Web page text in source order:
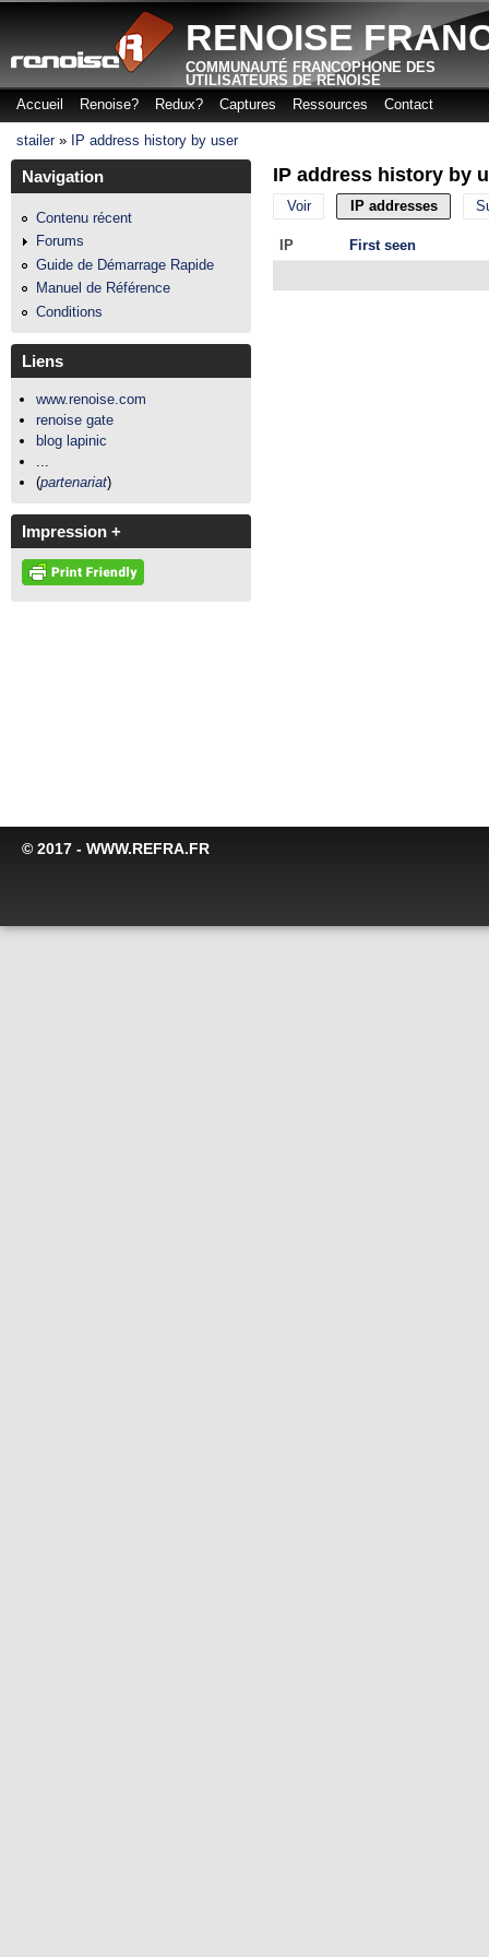
RENOISE
COMMUNAUTÉ FRANCOPHONE DES
UTILISATEURS DE RENOISE
Menu principal
Accueil Renoise? Redux? Captures Ressources Contact
Vous êtes ici
stailer» IP address history by user
IP address history by
Onglets principaux
Voir IP addresses(onglet
IP First seen
Navigation
Contenu récent
Forums
Guide de Démarrage Rapide
Manuel de Référence
Conditions
Liens
www.renoise.com
renoise gate
blog lapinic
(partenariat)
Impression +
© 2017 - WWW.REFRA.FR